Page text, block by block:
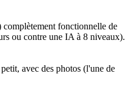
fonctionnelle de
ou contre une IA à 8 niveaux).
avec des photos (l'une de